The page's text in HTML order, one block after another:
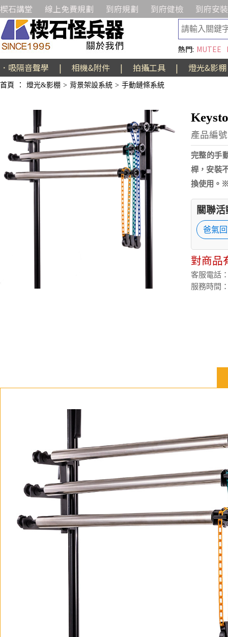
楔石講堂 線上免費規劃 到府規劃 到府健檢 到府安裝
熱門: MUTEE
．吸隔音聲學 | 相機&附件 | 拍攝工具 | 燈光&影棚
首頁 ： 燈光&影棚 > 背景架設系統 > 手動鏈條系統
產品編
完整的手
桿，安裝
換使用。
關聯
爸氣
對商品
客服電話
服務時間